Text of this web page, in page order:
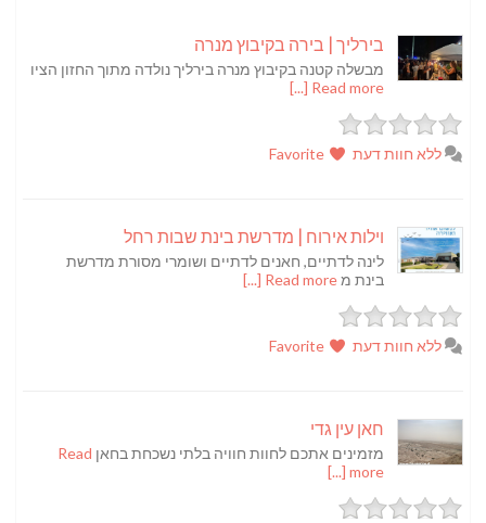
בירליך | בירה בקיבוץ מנרה
מבשלה קטנה בקיבוץ מנרה בירליך נולדה מתוך החזון הציו
Read more [...]
ללא חוות דעת
וילות אירוח | מדרשת בינת שבות רחל
לינה לדתיים, חאנים לדתיים ושומרי מסורת מדרשת
בינת מRead more [...]
ללא חוות דעת
חאן עין גדי
מזמינים אתכם לחוות חוויה בלתי נשכחת בחאן Read
more [...]